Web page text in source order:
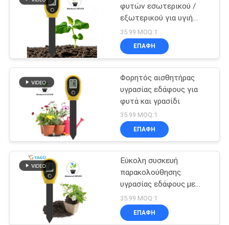
μετρητής νερού
tds
Φορητός μετρητής
υγρασίας
φυτών εσωτερικού /
εξωτερικού για υγιή
κηπουρική
35.99 MOQ:1
ΕΠΑΦΉ
Φορητός αισθητήρας
υγρασίας εδάφους για
φυτά και γρασίδι
35.99 MOQ:1
ΕΠΑΦΉ
Εύκολη συσκευή
παρακολούθησης
υγρασίας εδάφους με
μεγάλη οθόνη LCD και
πλαστικό περίβλημα
ABS
35.99 MOQ:1
ΕΠΑΦΉ